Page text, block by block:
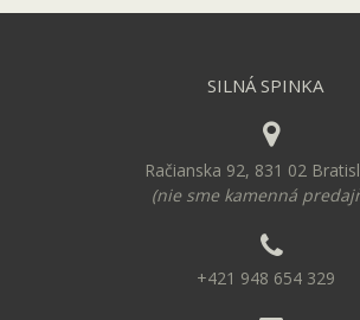
SILNÁ SPINKA
Račianska 92, 831 02
(nie sme kamenná
+421 948 654 329